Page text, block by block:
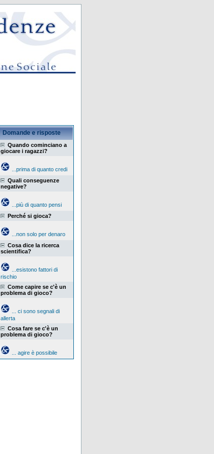
Domande e risposte
Quando cominciano a
giocare i ragazzi?
...prima di quanto credi
Quali conseguenze
negative?
...più di quanto pensi
Perché si gioca?
...non solo per denaro
Cosa dice la ricerca
scientifica?
...esistono fattori di
rischio
Come capire se c'è un
problema di gioco?
... ci sono segnali di
allerta
Cosa fare se c'è un
problema di gioco?
... agire è possibile